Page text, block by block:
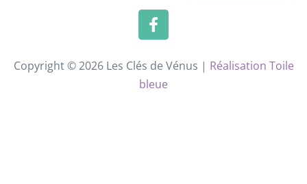
Copyright © 2026 Les Clés de Vénus | Réalisation Toile
bleue